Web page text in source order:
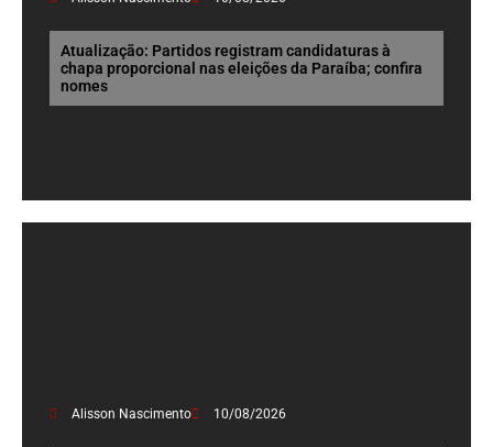
Atualização: Partidos registram candidaturas à
chapa proporcional nas eleições da Paraíba; confira
nomes
Alisson Nascimento 10/08/2026